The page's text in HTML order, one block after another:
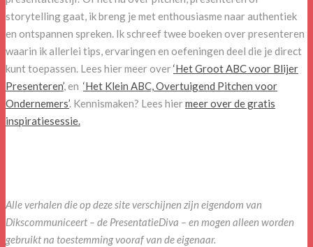
storytelling gaat, ik breng je met enthousiasme naar authentiek
en ontspannen spreken. Ik schreef twee boeken over presenteren
waarin ik allerlei tips, ervaringen en oefeningen deel die je direct
kunt toepassen. Lees hier meer over‘Het Groot ABC voor Blijer
Presenteren’,en ‘Het Klein ABC, Overtuigend Pitchen voor
Ondernemers’. Kennismaken? Lees hiermeer over de gratis
inspiratiesessie.
Alle verhalen die op deze site verschijnen zijn eigendom van
Dikscommuniceert – de PresentatieDiva – en mogen alleen worden
gebruikt na toestemming vooraf van de eigenaar.